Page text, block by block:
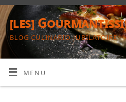
[les]
BLOG CULINARIO-JUBILATOIRE
MENU